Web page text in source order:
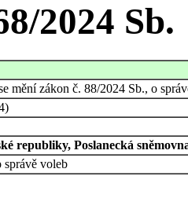
2024 Sb.
mění zákon č. 88/2024 Sb., o
republiky, Poslanecká
správě voleb